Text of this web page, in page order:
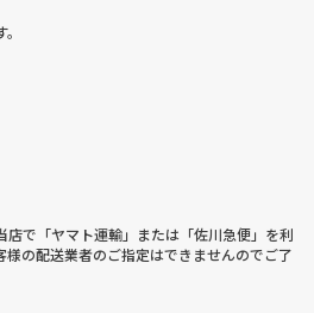
店で「ヤマト運輸」または「佐川急便」を利
様の配送業者のご指定はできませんのでご了